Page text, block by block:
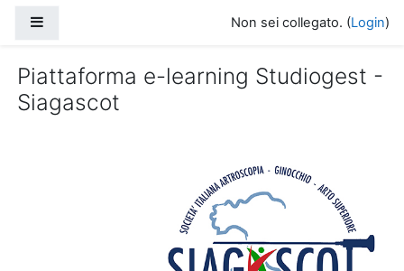
Non sei collegato. (Login)
Piattaforma e-learning Studiogest -
Siagascot